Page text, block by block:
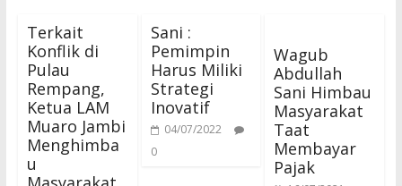
Terkait
Konflik di
Pulau
Rempang,
Ketua LAM
Muaro Jambi
Menghimba
u
Sani :
Pemimpin
Harus Miliki
Strategi
Inovatif
04/07/2022
0
Wagub
Abdullah
Sani Himbau
Masyarakat
Taat
Membayar
Pajak